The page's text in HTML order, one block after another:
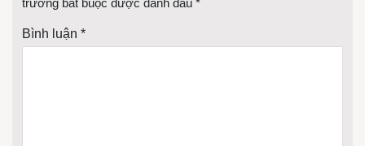
trường bắt buộc được đánh dấu *
Bình luận *